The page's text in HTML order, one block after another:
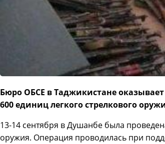
Бюро ОБСЕ в Таджикистане
600 единиц легкого стрелкового
13-14 сентября в Душанбе была
оружия. Операция проводилась при